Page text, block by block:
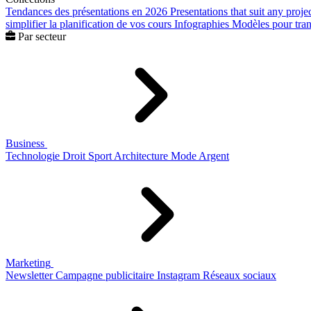
Tendances des présentations en 2026 Presentations that suit any
simplifier la planification de vos cours Infographies Modèles pour
Par secteur
Business
Technologie Droit Sport Architecture Mode Argent
Marketing
Newsletter Campagne publicitaire Instagram Réseaux sociaux